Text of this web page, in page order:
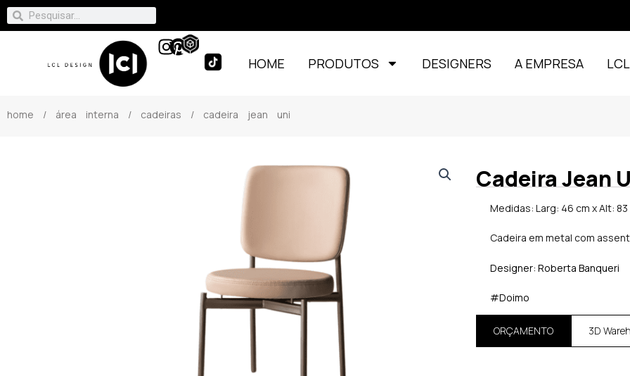
HOME PRODUTOS DESIGNERS A EMPRESA
home / área interna / cadeiras / cadeira jean uni
Cadeira Jean
Medidas: Larg: 46 cm x Alt: 83
Cadeira em metal com
Designer: Roberta Banqueri
#Doimo
ORÇAMENTO 3D